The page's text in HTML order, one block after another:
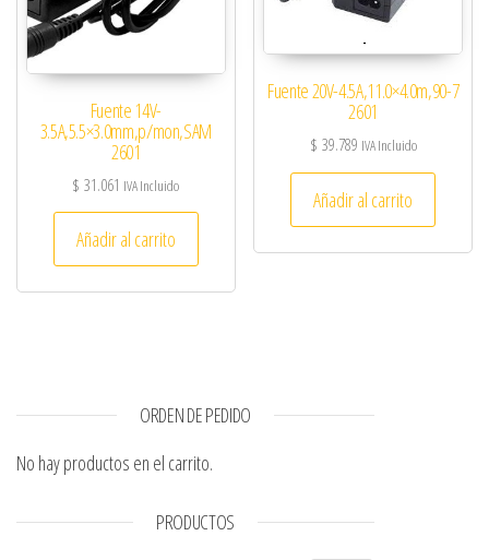
Fuente 14V-
3.5A,5.5×3.0mm,p/mon,SAM
2601
$ 31.061 IVA Incluido
Añadir al carrito
Fuente 20V-4.5A,11.0×4.0m,90-7
2601
$ 39.789 IVA Incluido
Añadir al carrito
ORDEN DE PEDIDO
No hay productos en el carrito.
PRODUCTOS